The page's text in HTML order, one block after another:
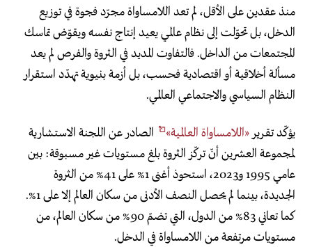
منذ عقدين على الأقل، لم تعد اللامساواة مجرّد فجوة في توزيع
الدخل، بل تحوّلت إلى نظام عالمي يعيد إنتاج نفسه ويقوّض تماسك
المجتمعات من الداخل. فالتفاوت المديد في الثروة والفرص لم يعد
مسألة أخلاقية أو اقتصادية فحسب، بل أزمة بنيوية تهدّد استقرار
النظام السياسي والاجتماعي العالمي.
يؤكّد تقرير «اللامساواة العالمية»
الصادر عن اللجنة الاستشارية
لمجموعة العشرين أنّ تركّز الثروة بلغ مستويات غير مسبوقة: بين
عامي 1995 و2023، استحوذ أغنى 1% على 41% من الثروة
الجديدة، بينما لم يحصل النصف الأدنى من سكان العالم إلا على 1%.
كما تعاني 83% من الدول، التي تضمّ 90% من سكان العالم، من
مستويات مرتفعة من اللامساواة في الدخل.